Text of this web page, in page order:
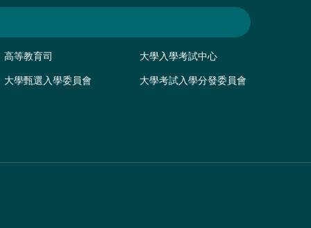
高等教育司 大學入學考試中心
大學甄選入學委員會 大學考試入學分發委員會